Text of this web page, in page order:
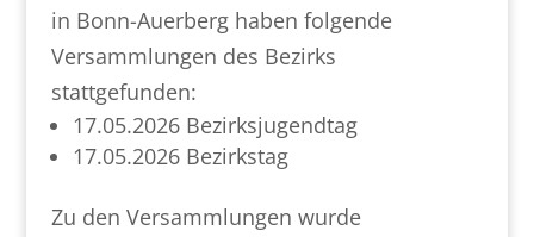
in Bonn-Auerberg haben folgende
Versammlungen des Bezirks
stattgefunden:
17.05.2026 Bezirksjugendtag
17.05.2026 Bezirkstag
Zu den Versammlungen wurde